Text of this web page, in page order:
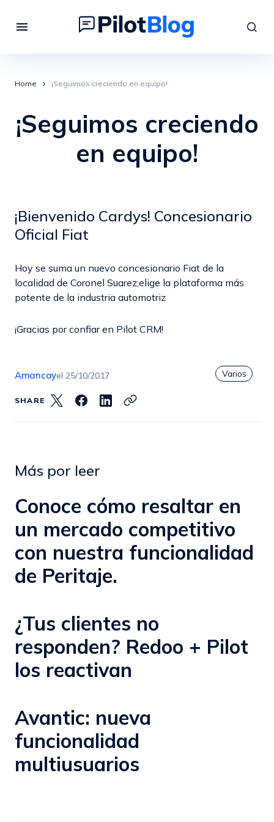
Home ¡Seguimos creciendo en equipo!
¡Seguimos creciendo
en equipo!
¡Bienvenido Cardys! Concesionario
Oficial Fiat
Hoy se suma un nuevo concesionario Fiat de la
localidad de Coronel Suarez,elige la plataforma más
potente de la industria automotriz
¡Gracias por confiar en Pilot CRM!
Amancayel 25/10/2017 Varios
SHARE
Más por leer
Conoce cómo resaltar en
un mercado competitivo
con nuestra funcionalidad
de Peritaje.
¿Tus clientes no
responden? Redoo + Pilot
los reactivan
Avantic: nueva
funcionalidad
multiusuarios